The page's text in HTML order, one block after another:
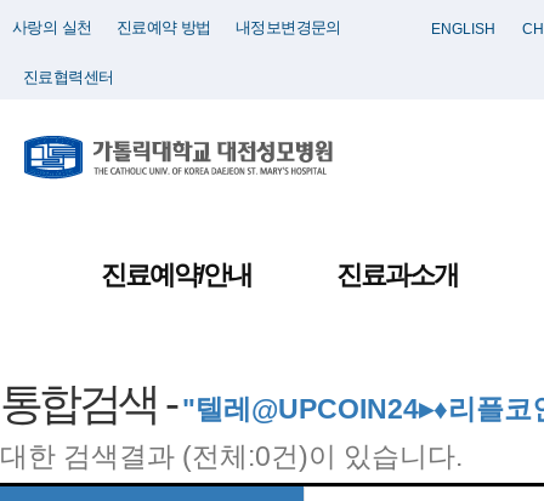
사랑의 실천 진료예약 방법 내정보변경문의
진료협력센터
ENGLISH
진료예약/안내 진료과소개
통합검색 - "텔레@UPCOIN24▸♦리플
대한 검색결과 (전체:0건)이 있습니다.